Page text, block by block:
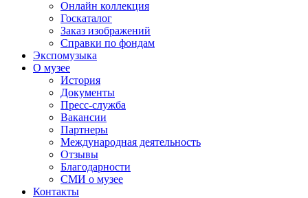
Онлайн коллекция
Госкаталог
Заказ изображений
Справки по фондам
Экспомузыка
О музее
История
Документы
Пресс-служба
Вакансии
Партнеры
Международная деятельность
Отзывы
Благодарности
СМИ о музее
Контакты